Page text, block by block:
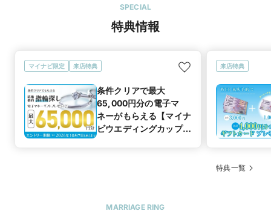
SPECIAL
特典情報
マイナビ限定 来店特典
条件クリアで最大
65,000円分の電子マ
ネーがもらえる【マイナ
ビウエディングカップル
来店特典
特典一覧
MARRIAGE RING